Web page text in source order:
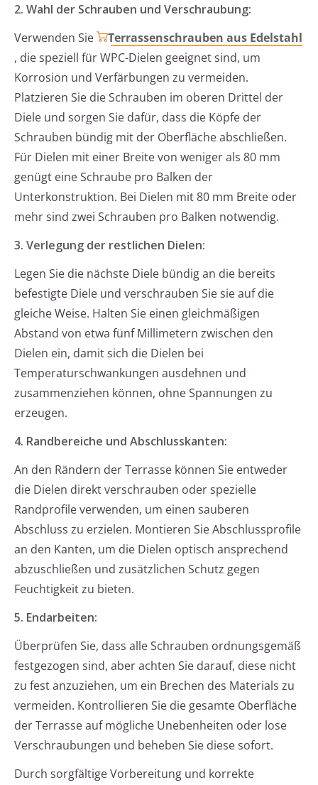
2. Wahl der Schrauben und Verschraubung:
Verwenden Sie
Terrassenschrauben aus Edelstahl
, die speziell für WPC-Dielen geeignet sind, um
Korrosion und Verfärbungen zu vermeiden.
Platzieren Sie die Schrauben im oberen Drittel der
Diele und sorgen Sie dafür, dass die Köpfe der
Schrauben bündig mit der Oberfläche abschließen.
Für Dielen mit einer Breite von weniger als 80 mm
genügt eine Schraube pro Balken der
Unterkonstruktion. Bei Dielen mit 80 mm Breite oder
mehr sind zwei Schrauben pro Balken notwendig.
3. Verlegung der restlichen Dielen:
Legen Sie die nächste Diele bündig an die bereits
befestigte Diele und verschrauben Sie sie auf die
gleiche Weise. Halten Sie einen gleichmäßigen
Abstand von etwa fünf Millimetern zwischen den
Dielen ein, damit sich die Dielen bei
Temperaturschwankungen ausdehnen und
zusammenziehen können, ohne Spannungen zu
erzeugen.
4. Randbereiche und Abschlusskanten:
An den Rändern der Terrasse können Sie entweder
die Dielen direkt verschrauben oder spezielle
Randprofile verwenden, um einen sauberen
Abschluss zu erzielen. Montieren Sie Abschlussprofile
an den Kanten, um die Dielen optisch ansprechend
abzuschließen und zusätzlichen Schutz gegen
Feuchtigkeit zu bieten.
5. Endarbeiten:
Überprüfen Sie, dass alle Schrauben ordnungsgemäß
festgezogen sind, aber achten Sie darauf, diese nicht
zu fest anzuziehen, um ein Brechen des Materials zu
vermeiden. Kontrollieren Sie die gesamte Oberfläche
der Terrasse auf mögliche Unebenheiten oder lose
Verschraubungen und beheben Sie diese sofort.
Durch sorgfältige Vorbereitung und korrekte